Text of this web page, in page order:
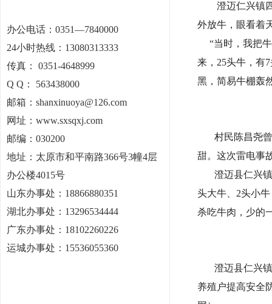
办公电话： 0351—7840000
24小时热线：13080313333
传真： 0351-4648999
Q Q： 563438000
邮箱：shanxinuoya@126.com
网址：www.sxsqxj.com
邮编：030200
地址： 太原市和平南路366号3幢4层
办公楼4015号
山东办事处：18866880351
湖北办事处：13296534444
广东办事处：18102260226
运城办事处：15536055360
澄迈仁兴镇四
外放牛，眼看着
“当时，我把牛
来，25头牛，有
黑，简易牛棚轰
村民陈昌尧曾
甜。这次雷电事
澄迈县仁兴镇
头大牛、2头小
杀吃牛肉，少的
澄迈县仁兴镇
养殖户提高安全